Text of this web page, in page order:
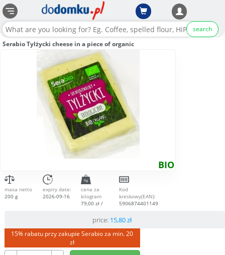
search
Serabio Tylżycki cheese in a piece of organic
BIO
masa netto
200 g
expiry date:
2026-09-16
cena za
kilogram
79,00 zł /
Kod
kreskowy(EAN):
5906874401149
price: 15,80zł
15% rabatu przy zakupie Serabio za min. 20
zł